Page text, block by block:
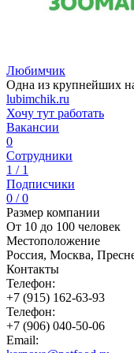
Любимчик
Одна из крупнейших
lubimchik.ru
Хочу тут работать
Вакансии
0
Сотрудники
1 / 1
Подписчики
0 / 0
Размер компании
От 10 до 100 человек
Местоположение
Россия, Москва,
Контакты
Телефон:
+7 (915) 162-63-93
Телефон:
+7 (906) 040-50-06
Email: